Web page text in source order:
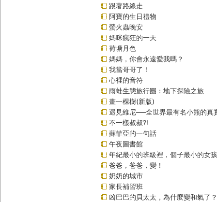
跟著路線走
阿寶的生日禮物
螢火蟲晚安
媽咪瘋狂的一天
荷塘月色
媽媽，你會永遠愛我嗎？
我當哥哥了！
心裡的音符
雨蛙生態旅行團：地下探險之旅
畫一棵樹(新版)
遇見維尼──全世界最有名小熊的真
不一樣叔叔?!
蘇菲亞的一句話
午夜圖書館
年紀最小的班級裡，個子最小的女
爸爸，爸爸，變！
奶奶的城市
家長補習班
凶巴巴的貝太太，為什麼變和氣了？